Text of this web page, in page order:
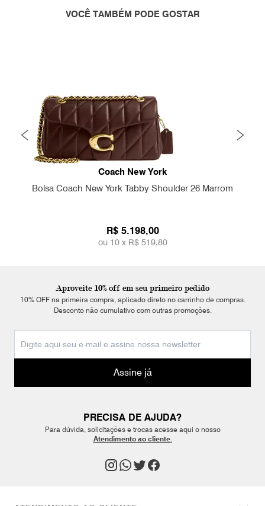
VOCÊ TAMBÉM PODE GOSTAR
Coach New York
Bolsa Coach New York Tabby Shoulder 26 Marrom
R$ 5.198,00
ou 10 x R$ 519,80
Aproveite 10% off em seu primeiro pedido
10% OFF na primeira compra, aplicado direto no carrinho de compras.
Desconto não cumulativo com outras promoções.
Assine já
PRECISA DE AJUDA?
Para dúvida, solicitações e trocas acesse aqui o nosso
Atendimento ao cliente.